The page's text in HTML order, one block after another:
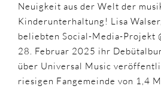
Neuigkeit aus der Welt der
Kinderunterhaltung! Lisa
beliebten Social-Media-Projekt
28. Februar 2025 ihr
über Universal Music
riesigen Fangemeinde von 1,4